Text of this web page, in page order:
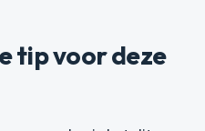
tip voor deze